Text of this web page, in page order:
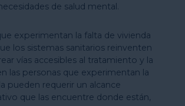
de salud mental.
experimentan la falta de vivienda
los sistemas sanitarios reinventen
vías accesibles al tratamiento y la
las personas que experimentan la
pueden requerir un alcance
que las encuentre donde están,